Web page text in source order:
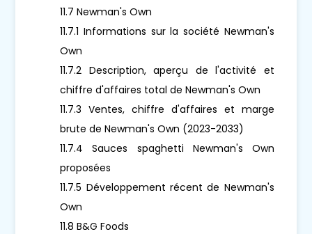
11.7 Newman's Own
11.7.1 Informations sur la société Newman's
Own
11.7.2 Description, aperçu de l'activité et
chiffre d'affaires total de Newman's Own
11.7.3 Ventes, chiffre d'affaires et marge
brute de Newman's Own (2023-2033)
11.7.4 Sauces spaghetti Newman's Own
proposées
11.7.5 Développement récent de Newman's
Own
11.8 B&G Foods